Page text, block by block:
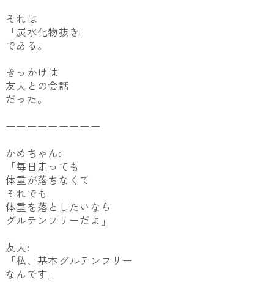
それは
「炭水化物抜き」
である。
きっかけは
友人との会話
だった。
ーーーーーーーーー
かめちゃん:
「毎日走っても
体重が落ちなくて
それでも
体重を落としたいなら
グルテンフリーだよ」
友人:
「私、基本グルテンフリー
なんです」